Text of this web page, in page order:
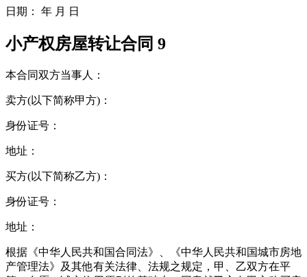
日期： 年 月 日
小产权房屋转让合同 9
本合同双方当事人：
卖方(以下简称甲方)：
身份证号：
地址：
买方(以下简称乙方)：
身份证号：
地址：
根据《中华人民共和国合同法》、《中华人民共和国城市房地
产管理法》及其他有关法律、法规之规定，甲、乙双方在平